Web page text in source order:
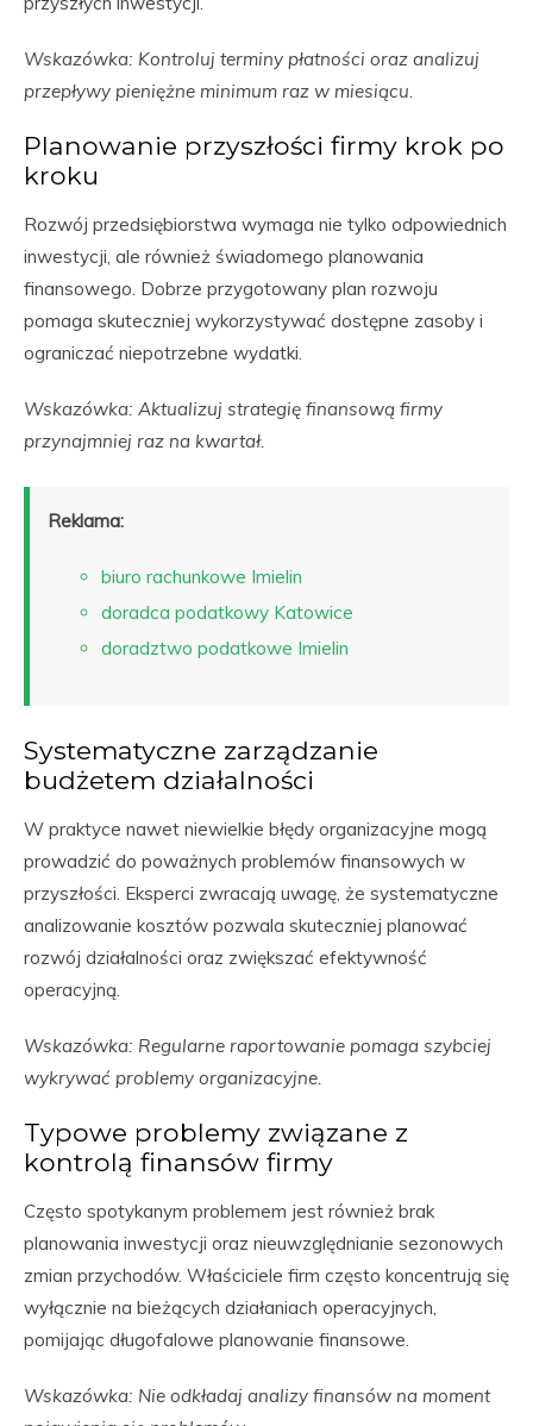
Wskazówka: Kontroluj terminy płatności oraz analizuj
przepływy pieniężne minimum raz w miesiącu.
Planowanie przyszłości firmy krok po
kroku
Rozwój przedsiębiorstwa wymaga nie tylko odpowiednich
inwestycji, ale również świadomego planowania
finansowego. Dobrze przygotowany plan rozwoju
pomaga skuteczniej wykorzystywać dostępne zasoby i
ograniczać niepotrzebne wydatki.
Wskazówka: Aktualizuj strategię finansową firmy
przynajmniej raz na kwartał.
Reklama:
biuro rachunkowe Imielin
doradca podatkowy Katowice
doradztwo podatkowe Imielin
Systematyczne zarządzanie
budżetem działalności
W praktyce nawet niewielkie błędy organizacyjne mogą
prowadzić do poważnych problemów finansowych w
przyszłości. Eksperci zwracają uwagę, że systematyczne
analizowanie kosztów pozwala skuteczniej planować
rozwój działalności oraz zwiększać efektywność
operacyjną.
Wskazówka: Regularne raportowanie pomaga szybciej
wykrywać problemy organizacyjne.
Typowe problemy związane z
kontrolą finansów firmy
Często spotykanym problemem jest również brak
planowania inwestycji oraz nieuwzględnianie sezonowych
zmian przychodów. Właściciele firm często koncentrują się
wyłącznie na bieżących działaniach operacyjnych,
pomijając długofalowe planowanie finansowe.
Wskazówka: Nie odkładaj analizy finansów na moment